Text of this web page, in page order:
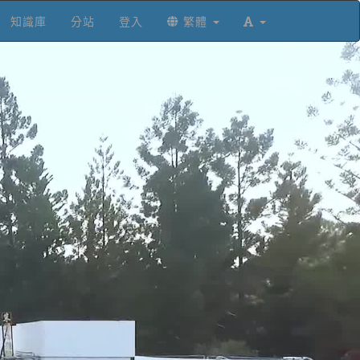
知識庫 分站 登入 繁體